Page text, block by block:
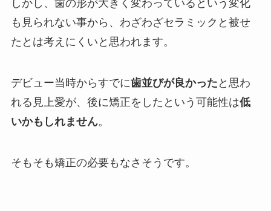
しかし、歯の形が大きく変わっているという変化
も見られない事から、わざわざセラミックと被せ
たとは考えにくいと思われます。
デビュー当時からすでに歯並びが良かった と思わ
れる見上愛が、後に矯正をしたという可能性は低
いかもしれません。
そもそも矯正の必要もなさそうです。